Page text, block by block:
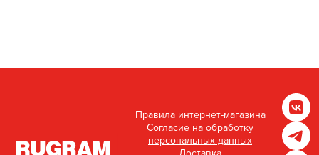
Правила интернет-магазина
Согласие на обработку
персональных данных